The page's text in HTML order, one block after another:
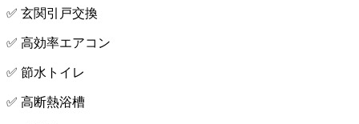
✅ 玄関引戸交換
✅ 高効率エアコン
✅ 節水トイレ
✅ 高断熱浴槽